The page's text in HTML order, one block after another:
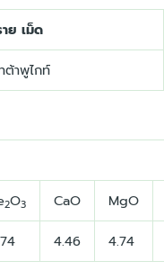
ย เม็ด
าพูไกท์
2O3 CaO MgO
4.46 4.74